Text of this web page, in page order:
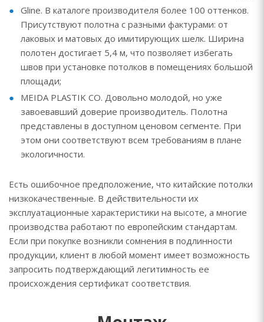
Gline. В каталоге производителя более 100 оттенков.
Присутствуют полотна с разными фактурами: от
лаковых и матовых до имитирующих шелк. Ширина
полотен достигает 5,4 м, что позволяет избегать
швов при установке потолков в помещениях большой
площади;
MEIDA PLASTIK CO. Довольно молодой, но уже
завоевавший доверие производитель. Полотна
представлены в доступном ценовом сегменте. При
этом они соответствуют всем требованиям в плане
экологичности.
Есть ошибочное предположение, что китайские потолки
низкокачественные. В действительности их
эксплуатационные характеристики на высоте, а многие
производства работают по европейским стандартам.
Если при покупке возникли сомнения в подлинности
продукции, клиент в любой момент имеет возможность
запросить подтверждающий легитимность ее
происхождения сертификат соответствия.